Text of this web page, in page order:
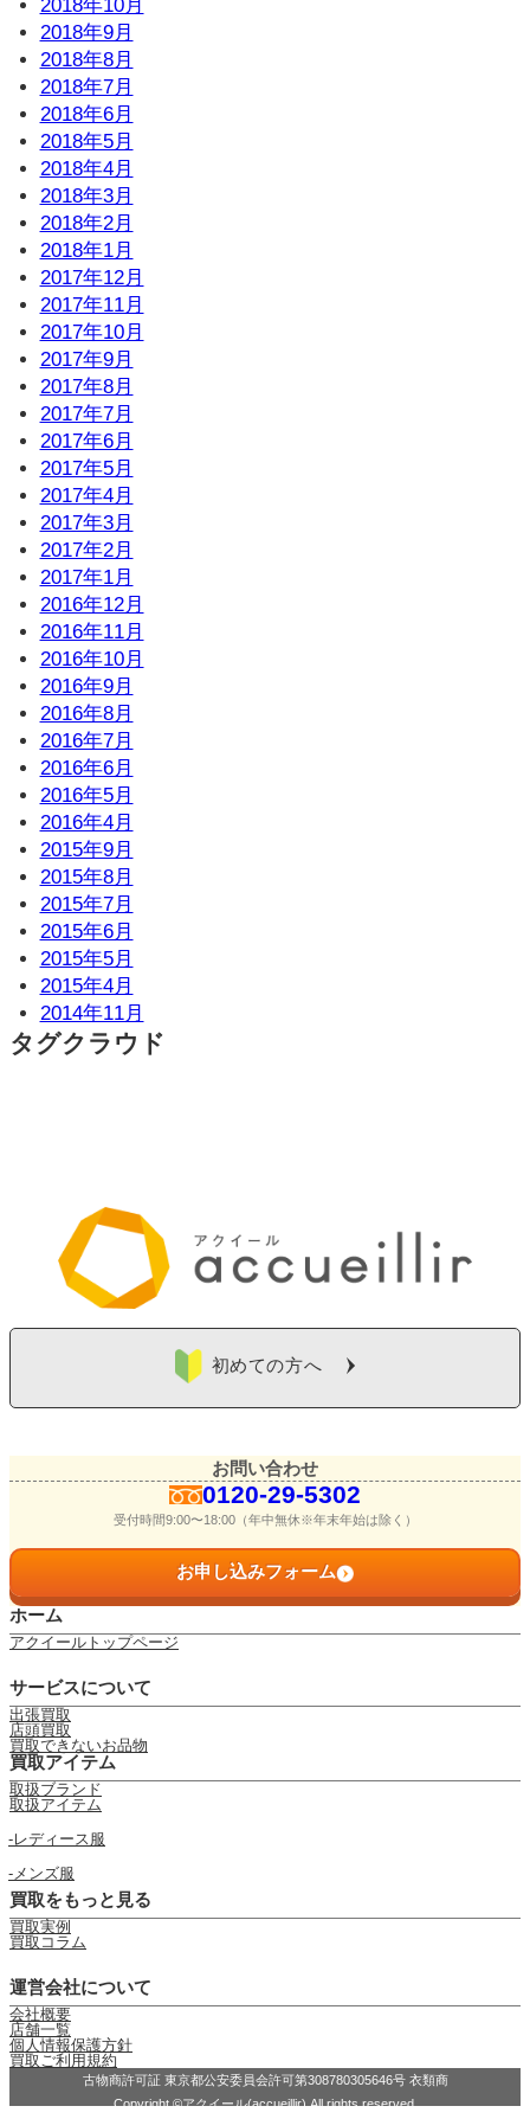
2018年10月
2018年9月
2018年8月
2018年7月
2018年6月
2018年5月
2018年4月
2018年3月
2018年2月
2018年1月
2017年12月
2017年11月
2017年10月
2017年9月
2017年8月
2017年7月
2017年6月
2017年5月
2017年4月
2017年3月
2017年2月
2017年1月
2016年12月
2016年11月
2016年10月
2016年9月
2016年8月
2016年7月
2016年6月
2016年5月
2016年4月
2015年9月
2015年8月
2015年7月
2015年6月
2015年5月
2015年4月
2014年11月
タグクラウド
初めての方へ
お問い合わせ
0120-29-5302
受付時間9:00〜18:00（年中無休※年末年始は除く）
お申し込みフォーム
ホーム
アクイールトップページ
サービスについて
出張買取
店頭買取
買取できないお品物
買取アイテム
取扱ブランド
取扱アイテム
レディース服
メンズ服
買取をもっと見る
買取実例
買取コラム
運営会社について
会社概要
店舗一覧
個人情報保護方針
買取ご利用規約
古物商許可証 東京都公安委員会許可第308780305646号 衣類商
Copyright ©アクイール(accueillir) All rights reserved.